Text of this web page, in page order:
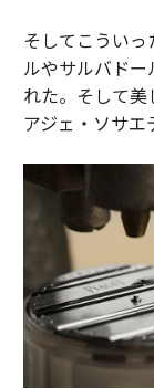
そしてこうい
ルやサルバド
れた。そして
アジェ・ソサエ